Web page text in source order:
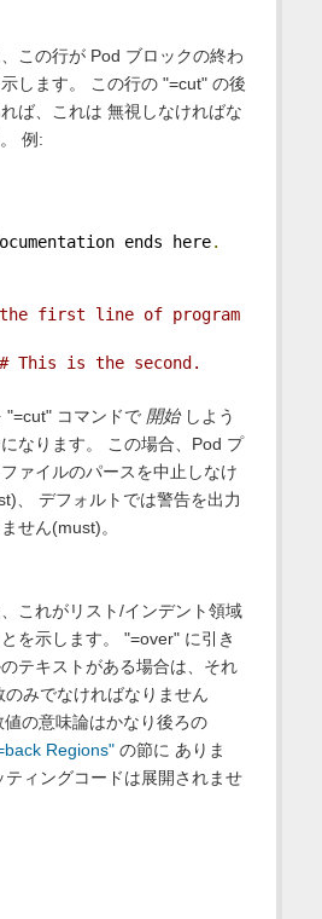
この行が Pod ブロックの終わ
します。 この行の "=cut" の後
ば、これは 無視しなければな
例:
ends here.
first line of program
# This is the second.
"=cut" コマンドで 開始しよう
なります。 この場合、Pod プ
ァイルのパースを中止しなけ
、 デフォルトでは警告を出力
せん(must)。
これがリスト/インデント領域
を示します。 "=over" に引き
テキストがある場合は、それ
のみでなければなりません
の意味論はかなり後ろの
Regions"の節に ありま
ティングコードは展開されませ